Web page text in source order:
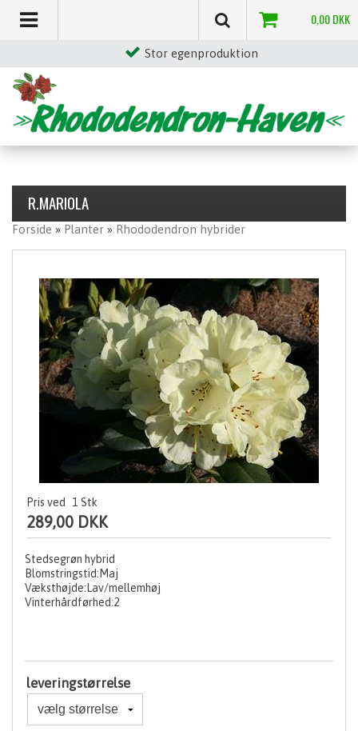
Stor egenproduktion
0,00DKK
R.MARIOLA
Forside » Planter » Rhododendron hybrider
Pris ved 1 Stk
289,00 DKK
Stedsegrøn hybrid
Blomstringstid:Maj
Væksthøjde:Lav/mellemhøj
Vinterhårdførhed:2
leveringstørrelse